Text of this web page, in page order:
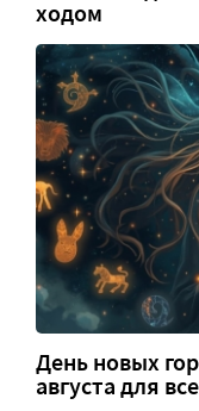
ходом
День новых
августа для